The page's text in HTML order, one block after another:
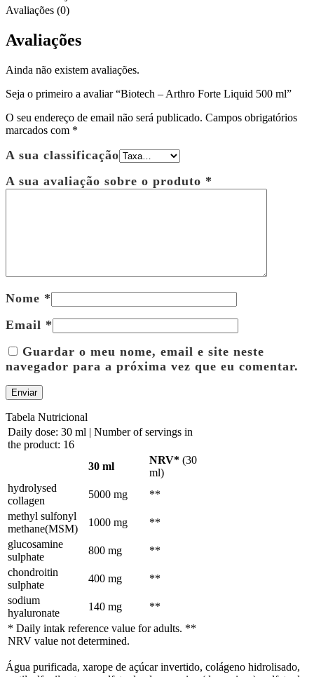
Avaliações (0)
Avaliações
Ainda não existem avaliações.
Seja o primeiro a avaliar “Biotech – Arthro Forte Liquid 500 ml”
O seu endereço de email não será publicado. Campos obrigatórios
marcados com *
A sua classificação
A sua avaliação sobre o produto *
Nome *
Email *
Guardar o meu nome, email e site neste
navegador para a próxima vez que eu comentar.
Tabela Nutricional
Daily dose: 30 ml | Number of servings in
the product: 16
30 ml
NRV* (30
ml)
hydrolysed
collagen
5000 mg
**
methyl sulfonyl
methane(MSM)
1000 mg
**
glucosamine
sulphate
800 mg
**
chondroitin
sulphate
400 mg
**
sodium
hyaluronate
140 mg
**
* Daily intak reference value for adults. **
NRV value not determined.
Água purificada, xarope de açúcar invertido, colágeno hidrolisado,